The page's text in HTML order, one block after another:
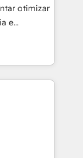
paid
otimizar
e
para
é
HubSpot